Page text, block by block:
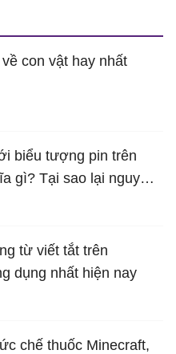
con vật hay nhất
biểu tượng pin trên
gì? Tại sao lại nguy
từ viết tắt trên
dụng nhất hiện nay
chế thuốc Minecraft,